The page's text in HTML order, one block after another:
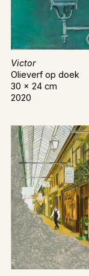
Victor
Olieverf op doek
30 x 24 cm
2020